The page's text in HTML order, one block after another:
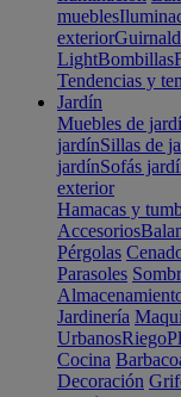
muebles
exterior
LightBombillas
Tendencias y
Jardín
Muebles de
jardínSillas de
jardínSofás
exterior
Hamacas y
Accesorios
Pérgolas
Parasoles
Jardinería
UrbanosRiego
Cocina
Decoración